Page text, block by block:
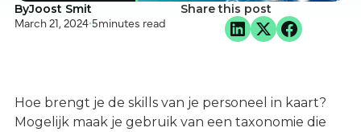
ByJoost Smit
March 21, 2024•5minutes read
Share this post
Hoe brengt je de skills van je personeel in kaart?
Mogelijk maak je gebruik van een taxonomie die